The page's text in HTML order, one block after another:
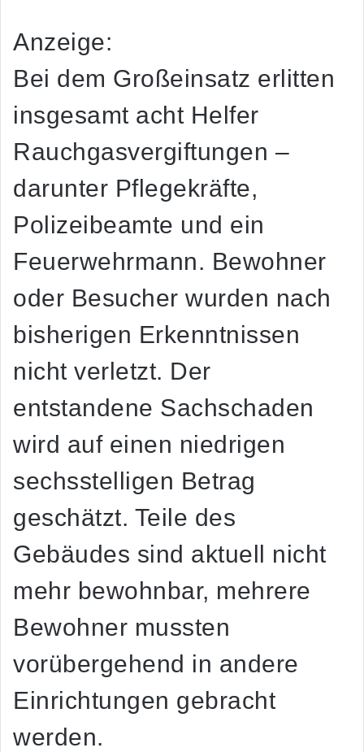
Anzeige:
Bei dem Großeinsatz erlitten
insgesamt acht Helfer
Rauchgasvergiftungen –
darunter Pflegekräfte,
Polizeibeamte und ein
Feuerwehrmann. Bewohner
oder Besucher wurden nach
bisherigen Erkenntnissen
nicht verletzt. Der
entstandene Sachschaden
wird auf einen niedrigen
sechsstelligen Betrag
geschätzt. Teile des
Gebäudes sind aktuell nicht
mehr bewohnbar, mehrere
Bewohner mussten
vorübergehend in andere
Einrichtungen gebracht
werden.